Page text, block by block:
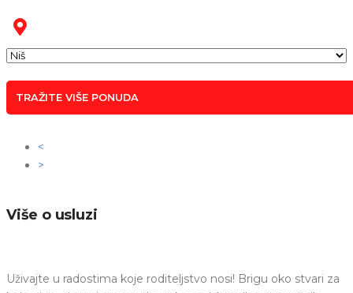
TRAŽITE VIŠE PONUDA
<
>
Više o usluzi
Uživajte u radostima koje roditeljstvo nosi! Brigu oko stvari za